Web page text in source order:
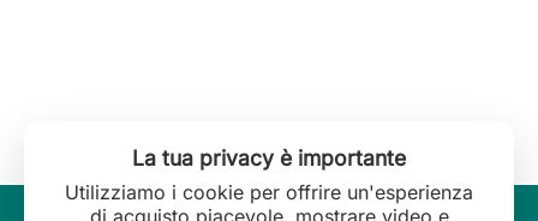
La tua privacy è importante
Utilizziamo i cookie per offrire un'esperienza
di acquisto piacevole, mostrare video e